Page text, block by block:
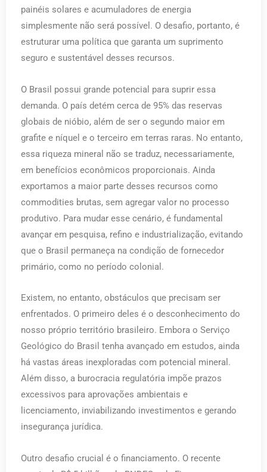
painéis solares e acumuladores de energia
simplesmente não será possível. O desafio, portanto, é
estruturar uma política que garanta um suprimento
seguro e sustentável desses recursos.
O Brasil possui grande potencial para suprir essa
demanda. O país detém cerca de 95% das reservas
globais de nióbio, além de ser o segundo maior em
grafite e níquel e o terceiro em terras raras. No entanto,
essa riqueza mineral não se traduz, necessariamente,
em benefícios econômicos proporcionais. Ainda
exportamos a maior parte desses recursos como
commodities brutas, sem agregar valor no processo
produtivo. Para mudar esse cenário, é fundamental
avançar em pesquisa, refino e industrialização, evitando
que o Brasil permaneça na condição de fornecedor
primário, como no período colonial.
Existem, no entanto, obstáculos que precisam ser
enfrentados. O primeiro deles é o desconhecimento do
nosso próprio território brasileiro. Embora o Serviço
Geológico do Brasil tenha avançado em estudos, ainda
há vastas áreas inexploradas com potencial mineral.
Além disso, a burocracia regulatória impõe prazos
excessivos para aprovações ambientais e
licenciamento, inviabilizando investimentos e gerando
insegurança jurídica.
Outro desafio crucial é o financiamento. O recente